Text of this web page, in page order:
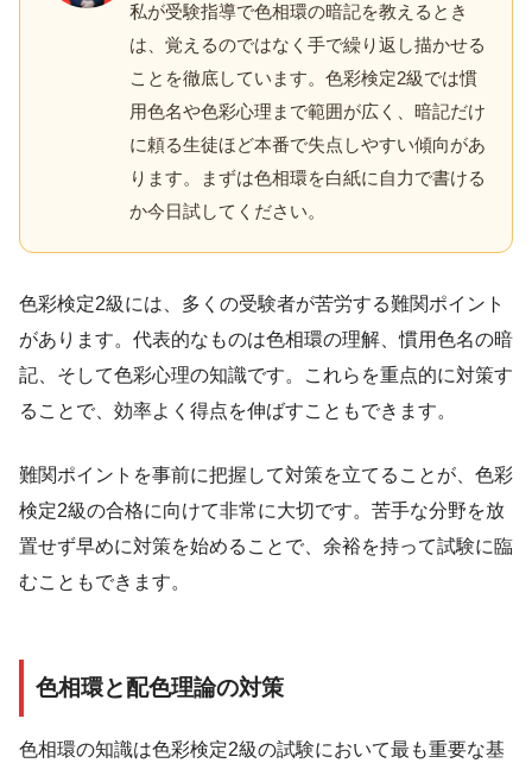
私が受験指導で色相環の暗記を教えるとき
は、覚えるのではなく手で繰り返し描かせる
ことを徹底しています。色彩検定2級では慣
用色名や色彩心理まで範囲が広く、暗記だけ
に頼る生徒ほど本番で失点しやすい傾向があ
ります。まずは色相環を白紙に自力で書ける
か今日試してください。
色彩検定2級には、多くの受験者が苦労する難関ポイント
があります。代表的なものは色相環の理解、慣用色名の暗
記、そして色彩心理の知識です。これらを重点的に対策す
ることで、効率よく得点を伸ばすこともできます。
難関ポイントを事前に把握して対策を立てることが、色彩
検定2級の合格に向けて非常に大切です。苦手な分野を放
置せず早めに対策を始めることで、余裕を持って試験に臨
むこともできます。
色相環と配色理論の対策
色相環の知識は色彩検定2級の試験において最も重要な基